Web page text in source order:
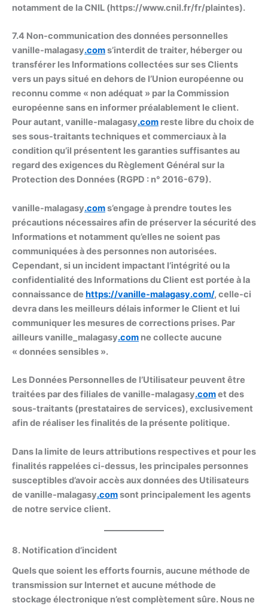
notamment de la CNIL (https://www.cnil.fr/fr/plaintes).
7.4 Non-communication des données personnelles
vanille-malagasy.coms’interdit de traiter, héberger ou
transférer les Informations collectées sur ses Clients
vers un pays situé en dehors de l’Union européenne ou
reconnu comme « non adéquat » par la Commission
européenne sans en informer préalablement le client.
Pour autant, vanille-malagasy.com reste libre du choix de
ses sous-traitants techniques et commerciaux à la
condition qu’il présentent les garanties suffisantes au
regard des exigences du Règlement Général sur la
Protection des Données (RGPD : n° 2016-679).
vanille-malagasy.coms’engage à prendre toutes les
précautions nécessaires afin de préserver la sécurité des
Informations et notamment qu’elles ne soient pas
communiquées à des personnes non autorisées.
Cependant, si un incident impactant l’intégrité ou la
confidentialité des Informations du Client est portée à la
connaissance de https://vanille-malagasy.com/, celle-ci
devra dans les meilleurs délais informer le Client et lui
communiquer les mesures de corrections prises. Par
ailleurs vanille_malagasy.com ne collecte aucune
« données sensibles ».
Les Données Personnelles de l’Utilisateur peuvent être
traitées par des filiales de vanille-malagasy.comet des
sous-traitants (prestataires de services), exclusivement
afin de réaliser les finalités de la présente politique.
Dans la limite de leurs attributions respectives et pour les
finalités rappelées ci-dessus, les principales personnes
susceptibles d’avoir accès aux données des Utilisateurs
de vanille-malagasy.comsont principalement les agents
de notre service client.
8. Notification d’incident
Quels que soient les efforts fournis, aucune méthode de
transmission sur Internet et aucune méthode de
stockage électronique n’est complètement sûre. Nous ne